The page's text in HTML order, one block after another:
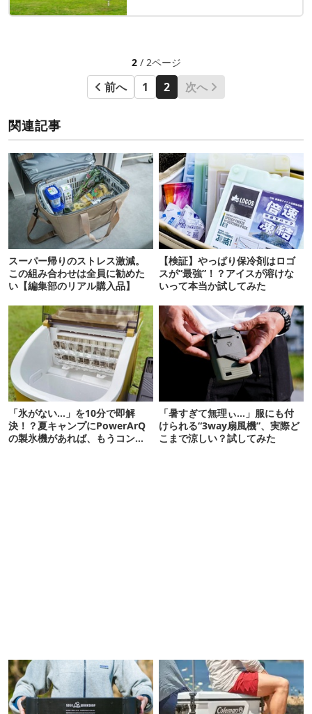
2/ 2ページ
前へ 1 2 次へ
関連記事
スーパー帰りのストレス激減。
この組み合わせは全員に勧めた
い【編集部のリアル購入品】
【検証】やっぱり保冷剤はロゴ
スが“最強”！？アイスが溶けな
いって本当か試してみた
「氷がない…」を10分で即解
決！？夏キャンプにPowerArQ
の製氷機があれば、もうコンビ
「暑すぎて無理ぃ…」服にも付
けられる“3way扇風機”、実際ど
こまで涼しい？試してみた